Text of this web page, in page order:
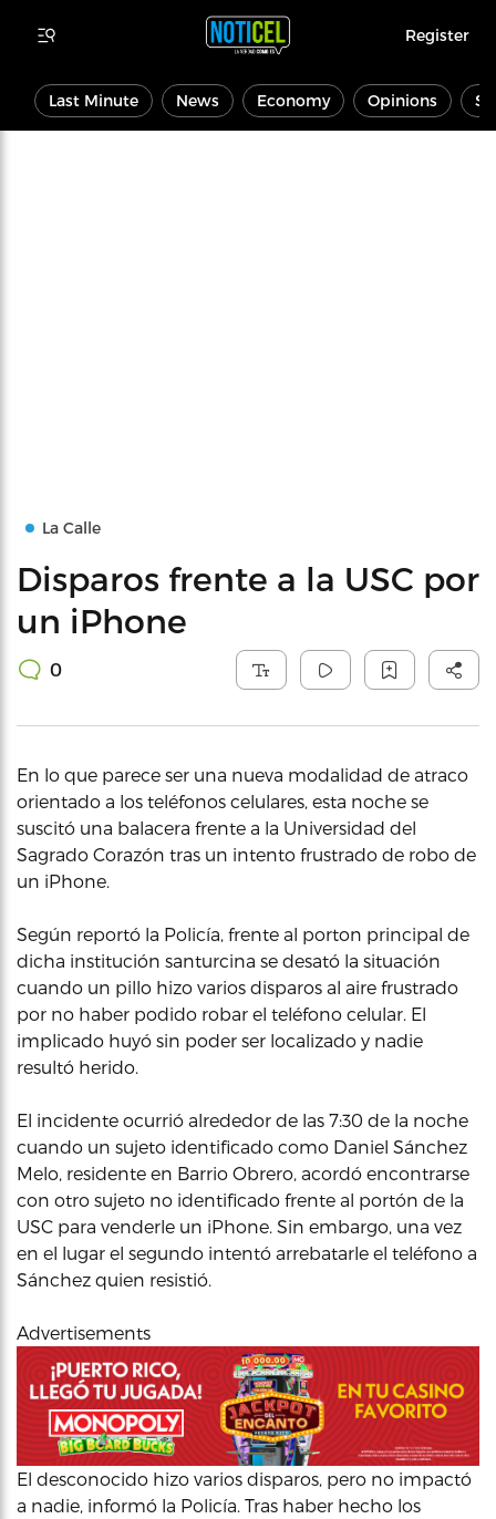
Register
Last Minute News Economy Opinions
La Calle
Disparos frente a la USC por
un iPhone
0
En lo que parece ser una nueva modalidad de atraco
orientado a los teléfonos celulares, esta noche se
suscitó una balacera frente a la Universidad del
Sagrado Corazón tras un intento frustrado de robo de
un iPhone.
Según reportó la Policía, frente al porton principal de
dicha institución santurcina se desató la situación
cuando un pillo hizo varios disparos al aire frustrado
por no haber podido robar el teléfono celular. El
implicado huyó sin poder ser localizado y nadie
resultó herido.
El incidente ocurrió alrededor de las 7:30 de la noche
cuando un sujeto identificado como Daniel Sánchez
Melo, residente en Barrio Obrero, acordó encontrarse
con otro sujeto no identificado frente al portón de la
USC para venderle un iPhone. Sin embargo, una vez
en el lugar el segundo intentó arrebatarle el teléfono a
Sánchez quien resistió.
Advertisements
El desconocido hizo varios disparos, pero no impactó
a nadie, informó la Policía. Tras haber hecho los